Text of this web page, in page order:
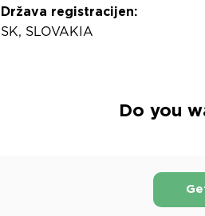
Država registracijen:
SK, SLOVAKIA
Do you